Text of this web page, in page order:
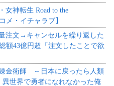
女神転生 Road to the
メ・イチャラブ】
注文→キャンセルを繰り返した
額43億円超「注文したことで欲
金術師 ～日本に戻ったら人類
世界で勇者になれなかった俺